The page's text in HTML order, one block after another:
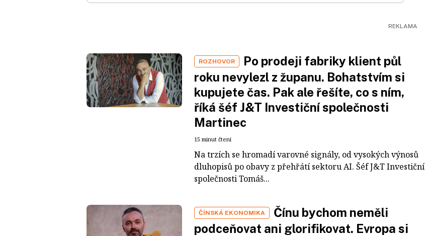
ROZHOVOR
Po prodeji fabriky klient půl
roku nevylezl z županu. Bohatstvím si
kupujete čas. Pak ale řešíte, co s ním,
říká šéf J&T Investiční společnosti
Martinec
15 minut čtení
Na trzích se hromadí varovné signály, od vysokých výnosů
dluhopisů po obavy z přehřátí sektoru AI. Šéf J&T Investiční
společnosti Tomáš...
ČÍNSKÁ EKONOMIKA
Čínu bychom neměli
podceňovat ani glorifikovat. Evropa si